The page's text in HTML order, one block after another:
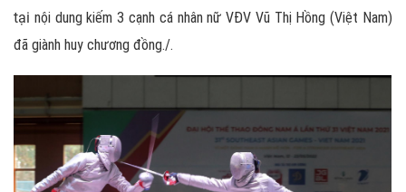
tại nội dung kiếm 3 cạnh cá nhân nữVĐV Vũ Thị Hồng (Việt Nam)
đã giành huy chương đồng./.